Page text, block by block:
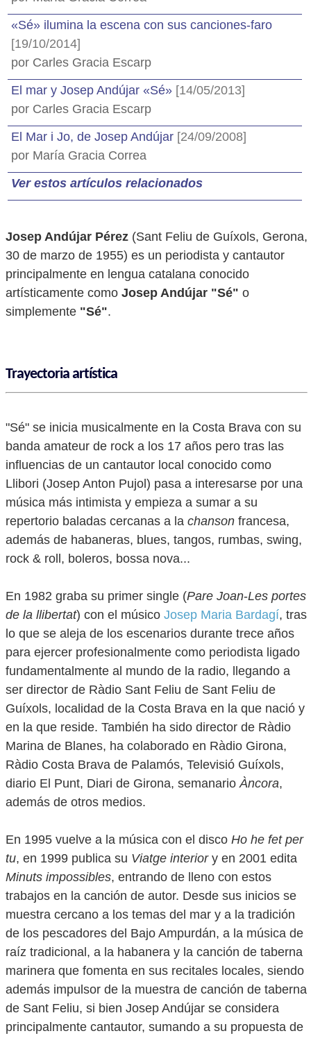
«Sé» ilumina la escena con sus canciones-faro
[19/10/2014]
por Carles Gracia Escarp
El mar y Josep Andújar «Sé» [14/05/2013]
por Carles Gracia Escarp
El Mar i Jo, de Josep Andújar [24/09/2008]
por María Gracia Correa
Ver estos artículos relacionados
Josep Andújar Pérez (Sant Feliu de Guíxols, Gerona,
30 de marzo de 1955) es un periodista y cantautor
principalmente en lengua catalana conocido
artísticamente como Josep Andújar "Sé" o
simplemente "Sé".
Trayectoria artística
"Sé" se inicia musicalmente en la Costa Brava con su
banda amateur de rock a los 17 años pero tras las
influencias de un cantautor local conocido como
Llibori (Josep Anton Pujol) pasa a interesarse por una
música más intimista y empieza a sumar a su
repertorio baladas cercanas a la chanson francesa,
además de habaneras, blues, tangos, rumbas, swing,
rock & roll, boleros, bossa nova...
En 1982 graba su primer single (Pare Joan-Les portes
de la llibertat) con el músico Josep Maria Bardagí, tras
lo que se aleja de los escenarios durante trece años
para ejercer profesionalmente como periodista ligado
fundamentalmente al mundo de la radio, llegando a
ser director de Ràdio Sant Feliu de Sant Feliu de
Guíxols, localidad de la Costa Brava en la que nació y
en la que reside. También ha sido director de Ràdio
Marina de Blanes, ha colaborado en Ràdio Girona,
Ràdio Costa Brava de Palamós, Televisió Guíxols,
diario El Punt, Diari de Girona, semanarioÀncora,
además de otros medios.
En 1995 vuelve a la música con el disco Ho he fet per
tu, en 1999 publica su Viatge interiory en 2001 edita
Minuts impossibles, entrando de lleno con estos
trabajos en la canción de autor. Desde sus inicios se
muestra cercano a los temas del mar y a la tradición
de los pescadores del Bajo Ampurdán, a la música de
raíz tradicional, a la habanera y la canción de taberna
marinera que fomenta en sus recitales locales, siendo
además impulsor de la muestra de canción de taberna
de Sant Feliu, si bien Josep Andújar se considera
principalmente cantautor, sumando a su propuesta de